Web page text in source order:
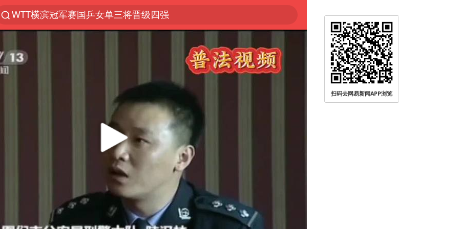
WTT横滨冠军赛国乒女单三将晋级四强
光影经济撬动暑期消费新蓝海
陈思诚零点晒照为佟丽娅庆生
微信又有新功能，你可以“撤回”你的撤回了！
新疆优化调整景区内自驾服务费
情侣在平潭拍日出时坠崖致一死一伤
央视新主播李秋莹孙亚鹏亮相
梁家辉：到内地拍戏不是北上是回归
上四休三，但降薪1000元，你接受吗？
扫码去网易新闻APP浏览